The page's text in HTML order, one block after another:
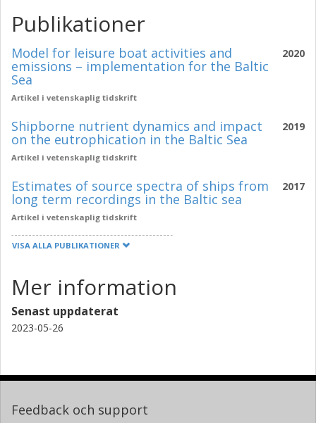
Publikationer
2020
Model for leisure boat activities and
emissions – implementation for the Baltic
Sea
Artikel i vetenskaplig tidskrift
2019
Shipborne nutrient dynamics and impact
on the eutrophication in the Baltic Sea
Artikel i vetenskaplig tidskrift
2017
Estimates of source spectra of ships from
long term recordings in the Baltic sea
Artikel i vetenskaplig tidskrift
VISA ALLA PUBLIKATIONER
Mer information
Senast uppdaterat
2023-05-26
Feedback och support